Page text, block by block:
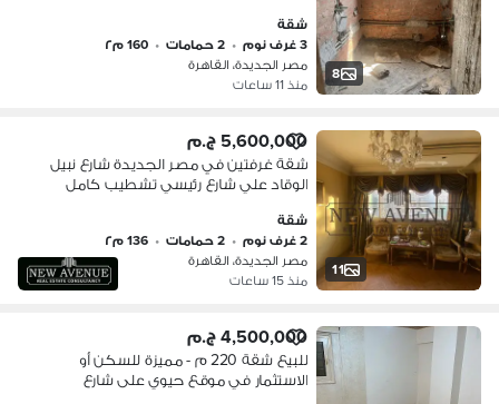
8
شقة
3 غرف نوم
• 2 حمامات • 160 م٢
مصر الجديدة، القاهرة
منذ 11 ساعات
11
5,600,000 ج.م
شقة غرفتين في مصر الجديدة شارع نبيل
الوقاد علي شارع رئيسي تشطيب كامل
شقة
2 غرف نوم
• 2 حمامات • 136 م٢
مصر الجديدة، القاهرة
منذ 15 ساعات
4,500,000 ج.م
للبيع شقة 220 م - مميزة للسكن أو
الاستثمار في موقع حيوي على شارع